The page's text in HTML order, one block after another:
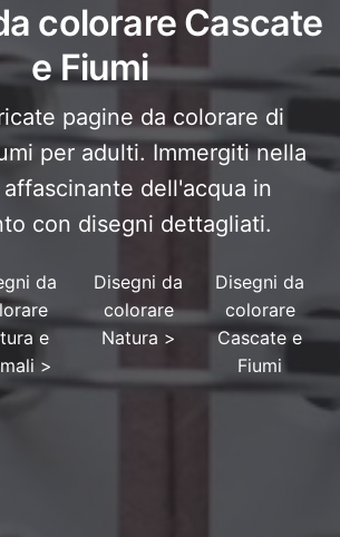
colorare Cascate
e Fiumi
pagine da colorare di
per adulti. Immergiti nella
dell'acqua in
con disegni dettagliati.
da
e
>
Disegni da
colorare
Natura >
Disegni da
colorare
Cascate e
Fiumi